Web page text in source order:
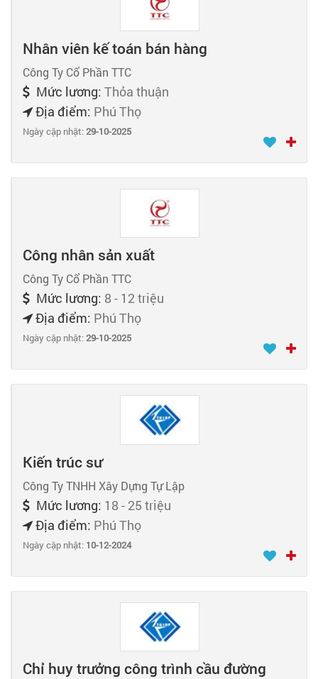
Nhân viên kế toán bán hàng
Công Ty Cổ Phần TTC
Mức lương: Thỏa thuận
Địa điểm: Phú Thọ
Ngày cập nhật:29-10-2025
Công nhân sản xuất
Công Ty Cổ Phần TTC
Mức lương: 8 - 12 triệu
Địa điểm: Phú Thọ
Ngày cập nhật:29-10-2025
Kiến trúc sư
Công Ty TNHH Xây Dựng Tự Lập
Mức lương: 18 - 25 triệu
Địa điểm: Phú Thọ
Ngày cập nhật: 10-12-2024
Chỉ huy trưởng công trình cầu đường